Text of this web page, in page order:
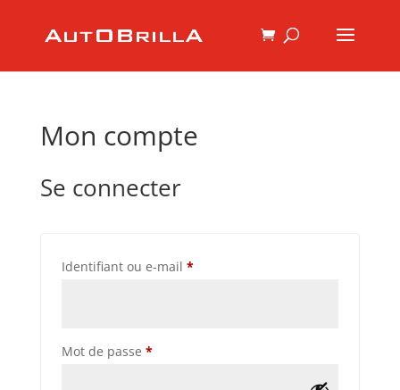
Mon compte
Se connecter
Identifiant ou e-mail *Obligatoire
Mot de passe *Obligatoire